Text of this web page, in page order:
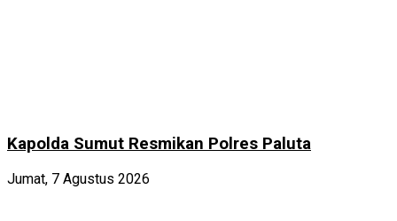
Kapolda Sumut Resmikan Polres Paluta
Jumat, 7 Agustus 2026